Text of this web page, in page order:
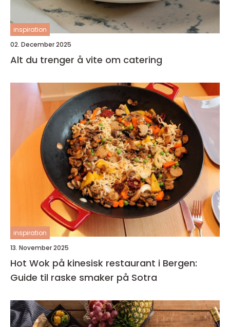
inspiration
02. December 2025
Alt du trenger å vite om catering
inspiration
13. November 2025
Hot Wok på kinesisk restaurant i Bergen:
Guide til raske smaker på Sotra